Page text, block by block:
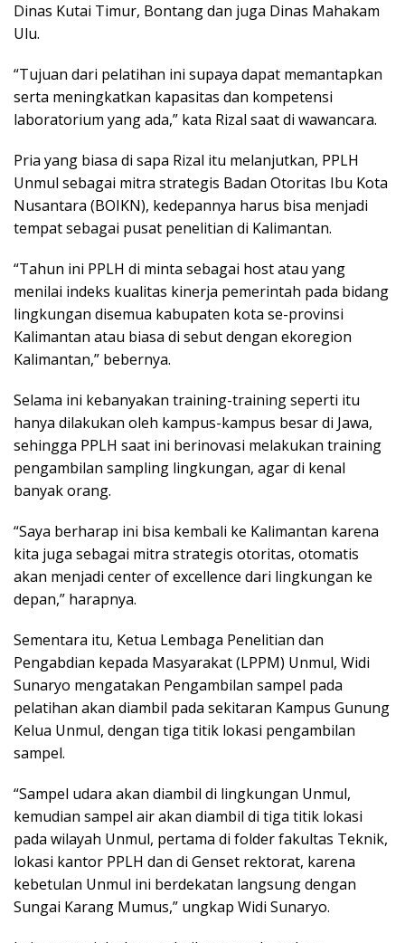
Dinas Kutai Timur, Bontang dan juga Dinas Mahakam
Ulu.
“Tujuan dari pelatihan ini supaya dapat memantapkan
serta meningkatkan kapasitas dan kompetensi
laboratorium yang ada,” kata Rizal saat di wawancara.
Pria yang biasa di sapa Rizal itu melanjutkan, PPLH
Unmul sebagai mitra strategis Badan Otoritas Ibu Kota
Nusantara (BOIKN), kedepannya harus bisa menjadi
tempat sebagai pusat penelitian di Kalimantan.
“Tahun ini PPLH di minta sebagai host atau yang
menilai indeks kualitas kinerja pemerintah pada bidang
lingkungan disemua kabupaten kota se-provinsi
Kalimantan atau biasa di sebut dengan ekoregion
Kalimantan,” bebernya.
Selama ini kebanyakan training-training seperti itu
hanya dilakukan oleh kampus-kampus besar di Jawa,
sehingga PPLH saat ini berinovasi melakukan training
pengambilan sampling lingkungan, agar di kenal
banyak orang.
“Saya berharap ini bisa kembali ke Kalimantan karena
kita juga sebagai mitra strategis otoritas, otomatis
akan menjadi center of excellence dari lingkungan ke
depan,” harapnya.
Sementara itu, Ketua Lembaga Penelitian dan
Pengabdian kepada Masyarakat (LPPM) Unmul, Widi
Sunaryo mengatakan Pengambilan sampel pada
pelatihan akan diambil pada sekitaran Kampus Gunung
Kelua Unmul, dengan tiga titik lokasi pengambilan
sampel.
“Sampel udara akan diambil di lingkungan Unmul,
kemudian sampel air akan diambil di tiga titik lokasi
pada wilayah Unmul, pertama di folder fakultas Teknik,
lokasi kantor PPLH dan di Genset rektorat, karena
kebetulan Unmul ini berdekatan langsung dengan
Sungai Karang Mumus,” ungkap Widi Sunaryo.